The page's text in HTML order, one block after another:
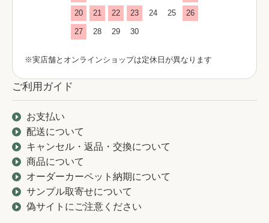
20 21 22 23 24 25 26
27 28 29 30
※実店舗とオンラインショップは定休日が異なります
ご利用ガイド
お支払い
配送について
キャンセル・返品・交換について
商品について
オーダーカーペット納期について
サンプル取寄せについて
偽サイトにご注意ください